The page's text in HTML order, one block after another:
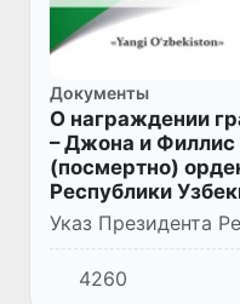
Документы
О награждении
– Джона и
(посмертно)
Республики
Указ Президента
4260